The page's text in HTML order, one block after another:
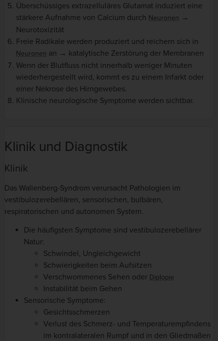
Überschüssiges extrazelluläres Glutamat induziert eine
stärkere Aufnahme von Calcium durch Neuronen →
Neurotoxizität
Freie Radikale werden produziert und reichern sich in
Neuronen an → katalytische Zerstörung der Membranen
Wenn der Blutfluss nicht innerhalb weniger Minuten
wiederhergestellt wird, kommt es zu einem Infarkt oder
einer Nekrose des Hirngewebes.
Klinische neurologische Symptome werden sichtbar.
Klinik und Diagnostik
Klinik
Das Wallenberg-Syndrom verursacht Pathologien im
vestibulozerebellären, sensorischen, bulbären,
respiratorischen und autonomen System.
Die häufigsten Symptome sind vestibulozerebellärer
Natur:
Schwindel, Ungleichgewicht
Schwierigkeiten beim Aufsitzen
Verschwommenes Sehen oder Diplopie
Instabilität beim Gehen
Sensorische Symptome:
Gesichtsschmerzen
Verlust des Schmerz- und Temperaturempfindens
im kontralateralen Rumpf und in den Gliedmaßen